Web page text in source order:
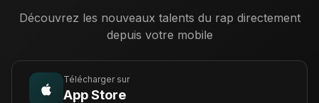
Découvrez les nouveaux talents du rap directement
depuis votre mobile
Télécharger sur
App Store